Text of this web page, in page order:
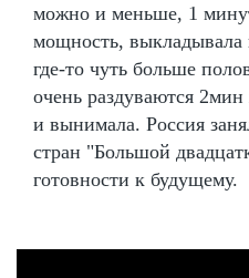
можно и меньше, 1
мощность, выкладывала
где-то чуть больше
очень раздуваются
и вынимала. Россия
стран "Большой
готовности к будущему.